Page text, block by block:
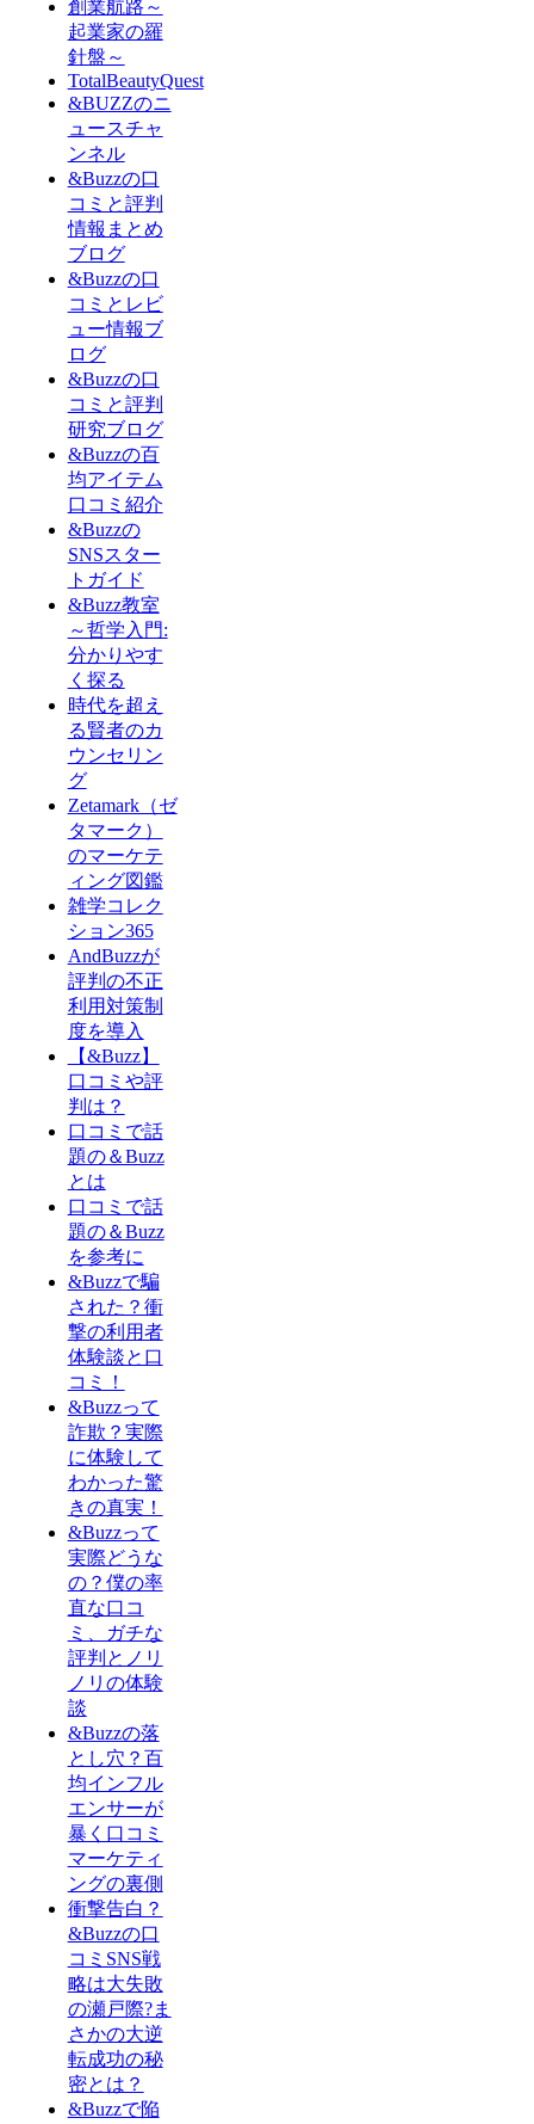
創業航路～
起業家の羅
針盤～
TotalBeautyQuest
&BUZZのニ
ュースチャ
ンネル
&Buzzの口
コミと評判
情報まとめ
ブログ
&Buzzの口
コミとレビ
ュー情報ブ
ログ
&Buzzの口
コミと評判
研究ブログ
&Buzzの百
均アイテム
口コミ紹介
&Buzzの
SNSスター
トガイド
&Buzz教室
～哲学入門:
分かりやす
く探る
時代を超え
る賢者のカ
ウンセリン
グ
Zetamark（ゼ
タマーク）
のマーケテ
ィング図鑑
雑学コレク
ション365
AndBuzzが
評判の不正
利用対策制
度を導入
【&Buzz】
口コミや評
判は？
口コミで話
題の＆Buzz
とは
口コミで話
題の＆Buzz
を参考に
&Buzzで騙
された？衝
撃の利用者
体験談と口
コミ！
&Buzzって
詐欺？実際
に体験して
わかった驚
きの真実！
&Buzzって
実際どうな
の？僕の率
直な口コ
ミ、ガチな
評判とノリ
ノリの体験
談
&Buzzの落
とし穴？百
均インフル
エンサーが
暴く口コミ
マーケティ
ングの裏側
衝撃告白？
&Buzzの口
コミSNS戦
略は大失敗
の瀬戸際?ま
さかの大逆
転成功の秘
密とは？
&Buzzで陥